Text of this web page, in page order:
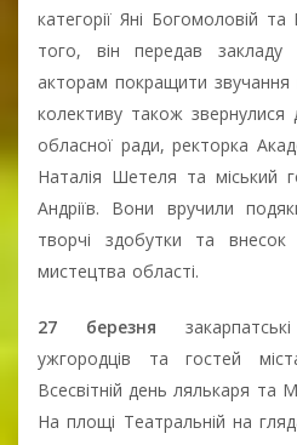
категорії Яні Богомоловій
того, він передав закладу
акторам покращити звучання
колективу також звернулися
обласної ради, ректорка
Наталія Шетеля та міський
Андріїв. Вони вручили
творчі здобутки та
мистецтва області.
27 березня
ужгородців та гостей
Всесвітній день лялькаря та
На площі Театральній на